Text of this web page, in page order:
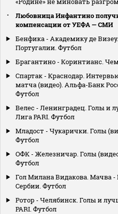
Любовница Инфантино
компенсации от УЕФА — СМИ
Бенфика - Академику де
Португалии. Футбол
Брагантино - Коринтианс.
Спартак - Краснодар.
матча (видео). Альфа-Банк
Футбол
Велес - Ленинградец. Голы и
Лига PARI. Футбол
Младост - Чукарички. Голы
Футбол
ОФК - Железничар. Голы
Футбол
Гол Милана Видакова. Мачва
Сербии. Футбол
Ротор - Челябинск. Голы и
PARI. Футбол